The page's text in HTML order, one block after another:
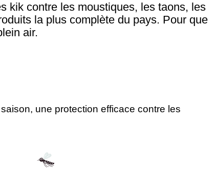
kik contre les moustiques, les taons, les
la plus complète du pays. Pour que
air.
une protection efficace contre les